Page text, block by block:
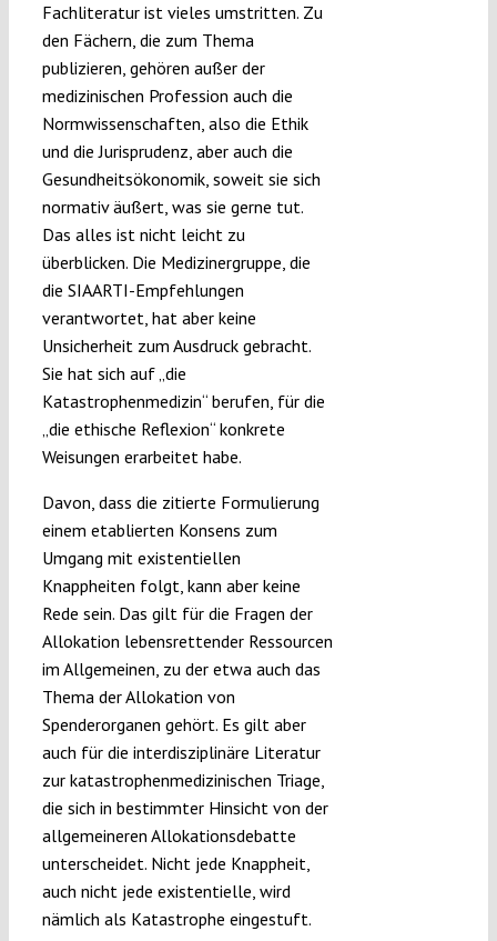
Fachliteratur ist vieles umstritten. Zu
den Fächern, die zum Thema
publizieren, gehören außer der
medizinischen Profession auch die
Normwissenschaften, also die Ethik
und die Jurisprudenz, aber auch die
Gesundheitsökonomik, soweit sie sich
normativ äußert, was sie gerne tut.
Das alles ist nicht leicht zu
überblicken. Die Medizinergruppe, die
die SIAARTI-Empfehlungen
verantwortet, hat aber keine
Unsicherheit zum Ausdruck gebracht.
Sie hat sich auf „die
Katastrophenmedizin“ berufen, für die
„die ethische Reflexion“ konkrete
Weisungen erarbeitet habe.
Davon, dass die zitierte Formulierung
einem etablierten Konsens zum
Umgang mit existentiellen
Knappheiten folgt, kann aber keine
Rede sein. Das gilt für die Fragen der
Allokation lebensrettender Ressourcen
im Allgemeinen, zu der etwa auch das
Thema der Allokation von
Spenderorganen gehört. Es gilt aber
auch für die interdisziplinäre Literatur
zur katastrophenmedizinischen Triage,
die sich in bestimmter Hinsicht von der
allgemeineren Allokationsdebatte
unterscheidet. Nicht jede Knappheit,
auch nicht jede existentielle, wird
nämlich als Katastrophe eingestuft.